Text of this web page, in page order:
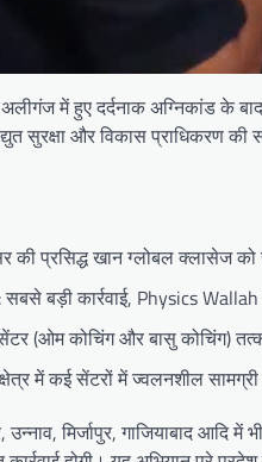
में हुए दर्दनाक अग्निकांड के बाद
सुरक्षा और विकास प्राधिकरण
की प्रसिद्ध खान ग्लोबल क्लासेज
सबसे बड़ी कार्रवाई, Physics
सेंटर (ओम कोचिंग और बासु कोचिंग)
क्षेत्र में कई सेंटरों में ज्वलनशील
मिर्जापुर, गाजियाबाद आदि